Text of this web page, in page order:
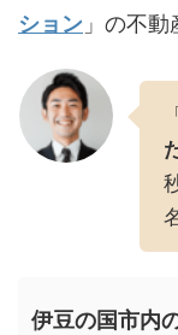
ション 」の不
「
伊豆の国市内